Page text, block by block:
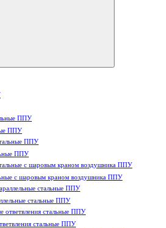
ППУ
ППУ
с шаровым краном воздушника ППУ
стальные ППУ
стальные ППУ